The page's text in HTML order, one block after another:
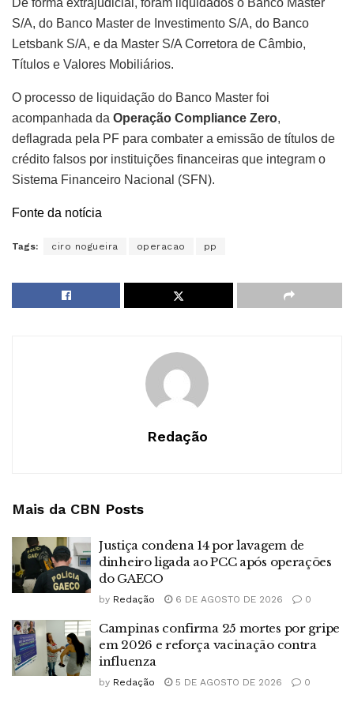
De forma extrajudicial, foram liquidados o Banco Master
S/A, do Banco Master de Investimento S/A, do Banco
Letsbank S/A, e da Master S/A Corretora de Câmbio,
Títulos e Valores Mobiliários.
O processo de liquidação do Banco Master foi
acompanhada da Operação Compliance Zero,
deflagrada pela PF para combater a emissão de títulos de
crédito falsos por instituições financeiras que integram o
Sistema Financeiro Nacional (SFN).
Fonte da notícia
Tags: ciro nogueira operacao pp
Redação
Mais da CBN Posts
Justiça condena 14 por lavagem de
dinheiro ligada ao PCC após operações
do GAECO
by Redação 6 DE AGOSTO DE 2026 0
Campinas confirma 25 mortes por gripe
em 2026 e reforça vacinação contra
influenza
by Redação 5 DE AGOSTO DE 2026 0